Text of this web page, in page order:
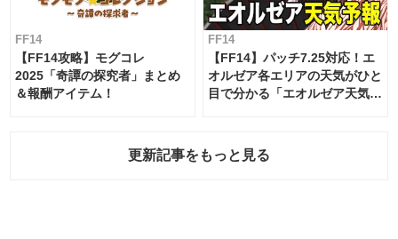
FF14
【FF14攻略】モグコレ
2025「奇譚の探究者」まとめ
＆報酬アイテム！
FF14
【FF14】パッチ7.25対応！エ
オルゼア各エリアの天気がひと
目で分かる「エオルゼア天気予
更新記事をもっと見る